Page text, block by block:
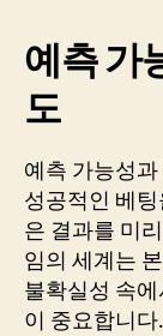
예측 가
도
예측 가능성
성공적인 베
은 결과를 미
임의 세계는
불확실성 속
이 중요합니다.